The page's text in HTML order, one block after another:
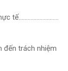
tế………………………
đến trách nhiệm